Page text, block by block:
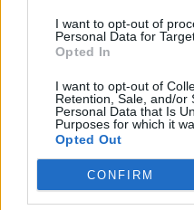
I want to opt-out of
Personal Data for
Opted In
I want to opt-out of
Retention, Sale, and/or
Personal Data that Is
Purposes for which it
Opted Out
CONFIRM
05/08/
04/08/
DBRS:
από